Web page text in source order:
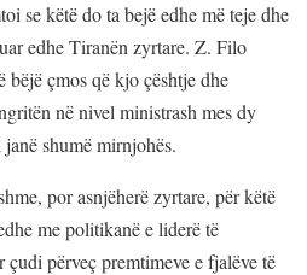
se këtë do ta bejë edhe më teje dhe
edhe Tiranën zyrtare. Z. Filo
bëjë çmos që kjo çështje dhe
në nivel ministrash mes dy
shumë mirnjohës.
por asnjëherë zyrtare, për këtë
me politikanë e liderë të
çudi përveç premtimeve e fjalëve të